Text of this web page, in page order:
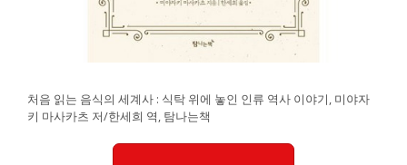
처음 읽는 음식의 세계사 : 식탁 위에 놓인 인류 역사 이야기, 미야자
키 마사카츠 저/한세희 역, 탐나는책